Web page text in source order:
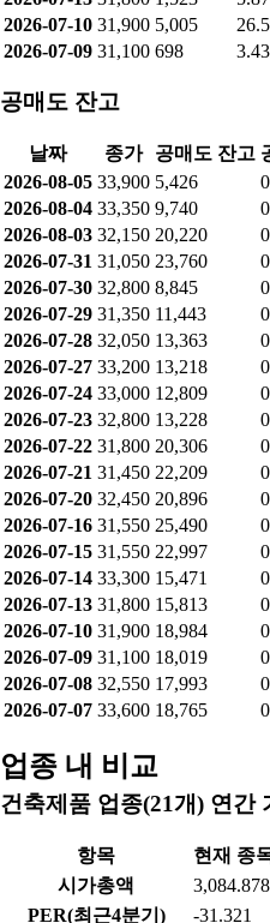
2026-07-29 31,350 2,912
2026-07-28 32,050 871
33,200
2026-07-24 33,000
2026-07-23
2026-07-22
31,800 542
2026-07-21 31,450 1,947
2026-07-20 32,450 1,511
2026-07-16 31,550 3,893
2026-07-15 31,550 5,167
2026-07-14 33,300 1,453
2026-07-13 31,800 1,523
2026-07-10 31,900 5,005
2026-07-09 31,100 698
공매도 잔고
날짜 종가 공매도 잔고
2026-08-05 33,900 5,426
2026-08-04 33,350 9,740
2026-08-03 32,150 20,220
2026-07-31 31,050 23,760
2026-07-30 32,800 8,845
2026-07-29 31,350 11,443
2026-07-28 32,050 13,363
2026-07-27 33,200 13,218
2026-07-24 33,000 12,809
32,800 13,228
2026-07-22 31,800 20,306
2026-07-21 31,450 22,209
2026-07-20 32,450 20,896
2026-07-15 31,550 22,997
2026-07-14 33,300 15,471
2026-07-13 31,800 15,813